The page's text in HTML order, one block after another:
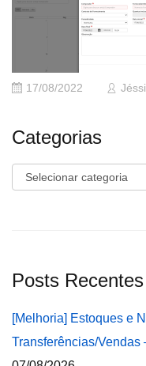
17/08/2022
Categorias
Categorias
Posts Recentes
[Melhoria] Estoques e
Transferências/Vendas